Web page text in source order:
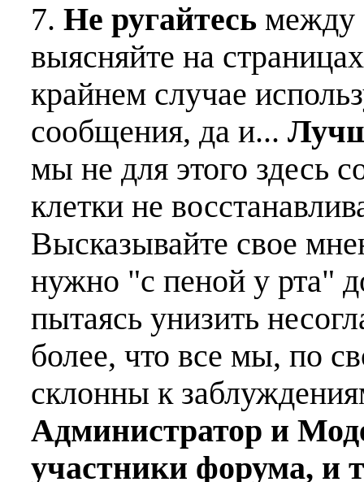
7. Не ругайтесь между
выясняйте на
крайнем случае
сообщения, да и...
мы не для этого здесь
клетки не
Высказывайте свое
нужно "с пеной у рта"
пытаясь унизить
более, что все мы, по
склонны к
Администратор и
участники форума, и